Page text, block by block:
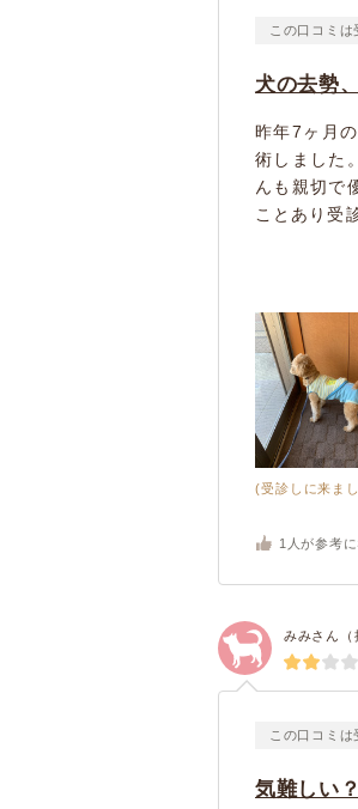
この口コミは
犬の去勢
昨年7ヶ月
術しました
んも親切で
ことあり受
(受診しに来ま
1 人が参考
みみさん（
この口コミは
気難しい